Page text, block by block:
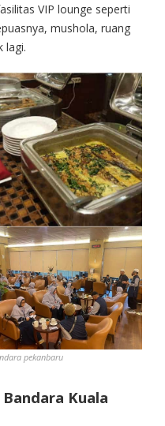
VIP lounge seperti
mushola, ruang
lagi.
pekanbaru
Kuala